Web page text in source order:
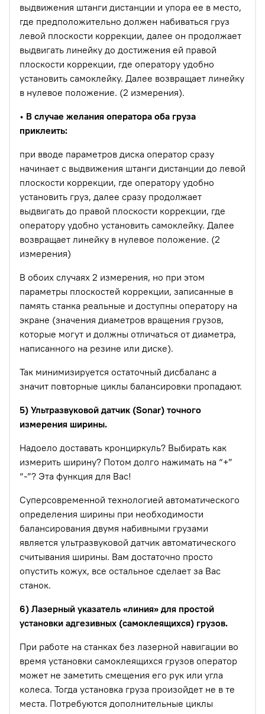
выдвижения штанги дистанции и упора ее в место,
где предположительно должен набиваться груз
левой плоскости коррекции, далее он продолжает
выдвигать линейку до достижения ей правой
плоскости коррекции, где оператору удобно
установить самоклейку. Далее возвращает линейку
в нулевое положение. (2 измерения).
• В случае желания оператора оба груза
приклеить:
при вводе параметров диска оператор сразу
начинает с выдвижения штанги дистанции до левой
плоскости коррекции, где оператору удобно
установить груз, далее сразу продолжает
выдвигать до правой плоскости коррекции, где
оператору удобно установить самоклейку. Далее
возвращает линейку в нулевое положение. (2
измерения)
В обоих случаях 2 измерения, но при этом
параметры плоскостей коррекции, записанные в
память станка реальные и доступны оператору на
экране (значения диаметров вращения грузов,
которые могут и должны отличаться от диаметра,
написанного на резине или диске).
Так минимизируется остаточный дисбаланс а
значит повторные циклы балансировки пропадают.
5) Ультразвуковой датчик (Sonar) точного
измерения ширины.
Надоело доставать кронциркуль? Выбирать как
измерить ширину? Потом долго нажимать на “+”
“-”? Эта функция для Вас!
Суперсовременной технологией автоматического
определения ширины при необходимости
балансирования двумя набивными грузами
является ультразвуковой датчик автоматического
считывания ширины. Вам достаточно просто
опустить кожух, все остальное сделает за Вас
станок.
6) Лазерный указатель «линия» для простой
установки адгезивных (самоклеящихся) грузов.
При работе на станках без лазерной навигации во
время установки самоклеящихся грузов оператор
может не заметить смещения его рук или угла
колеса. Тогда установка груза произойдет не в те
места. Потребуются дополнительные циклы